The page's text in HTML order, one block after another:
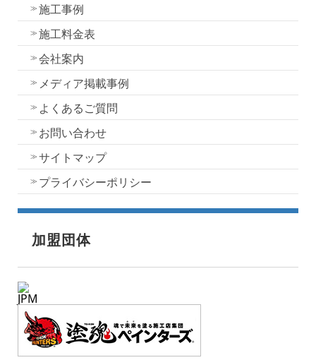
施工事例
施工料金表
会社案内
メディア掲載事例
よくあるご質問
お問い合わせ
サイトマップ
プライバシーポリシー
加盟団体
JPM